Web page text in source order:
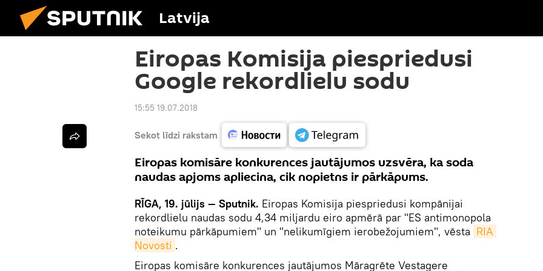
Latvija
Eiropas Komisija piespriedusi
Google rekordlielu sodu
15:55 19.07.2018
Sekot līdzi rakstam
Eiropas komisāre konkurences jautājumos uzsvēra, ka soda
naudas apjoms apliecina, cik nopietns ir pārkāpums.
RĪGA, 19. jūlijs — Sputnik. Eiropas Komisija piespriedusi kompānijai
rekordlielu naudas sodu 4,34 miljardu eiro apmērā par "ES antimonopola
noteikumu pārkāpumiem" un "nelikumīgiem ierobežojumiem", vēsta RIA
Novosti .
Eiropas komisāre konkurences jautājumos Māragrēte Vestagere